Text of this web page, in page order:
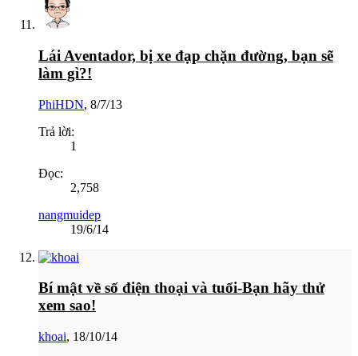
Lái Aventador, bị xe đạp chặn đường, bạn sẽ
làm gì?!
PhiHDN, 8/7/13
Trả lời:
1
Đọc:
2,758
nangmuidep
19/6/14
Bí mật về số điện thoại và tuổi-Bạn hãy thử
xem sao!
khoai, 18/10/14